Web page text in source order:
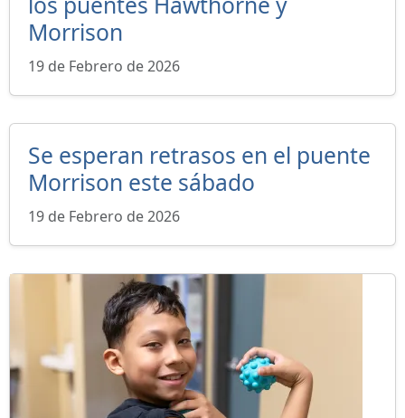
Morrison
19 de Febrero de 2026
Se esperan retrasos en el puente
Morrison este sábado
19 de Febrero de 2026